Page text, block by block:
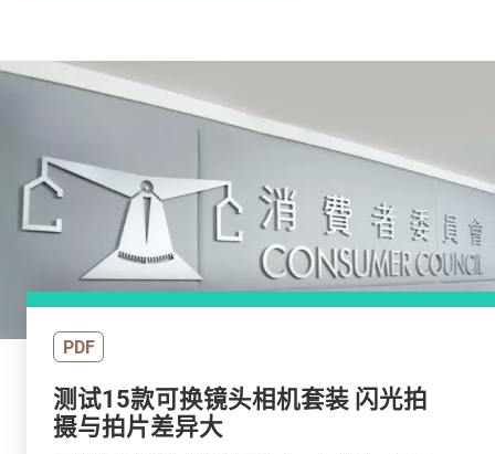
PDF
测试15款可换镜头相机套装 闪光拍
摄与拍片差异大